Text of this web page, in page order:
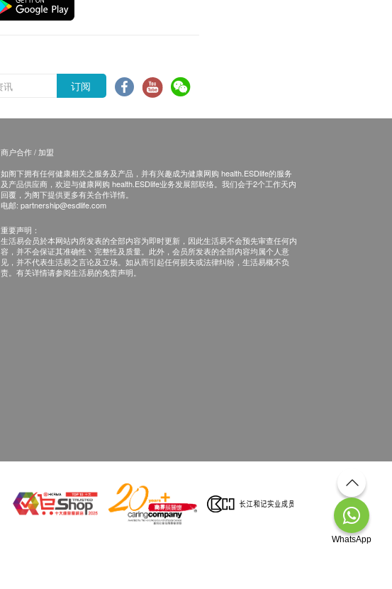
订阅
商户合作 / 加盟
如阁下拥有任何健康相关之服务及产品，并有兴趣成为健康网购 health.ESDlife的服务
及产品供应商，欢迎与健康网购 health.ESDlife业务发展部联络。我们会于2个工作天内
回覆，为阁下提供更多有关合作详情。
电邮: partnership@esdlife.com
重要声明：
生活易会员於本网站内所发表的全部内容为即时更新，因此生活易不会预先审查任何内
容，并不会保证其准确性丶完整性及质量。此外，会员所发表的全部内容均属个人意
见，并不代表生活易之言论及立场。如从而引起任何损失或法律纠纷，生活易概不负
责。有关详情请参阅生活易的免责声明。
WhatsApp